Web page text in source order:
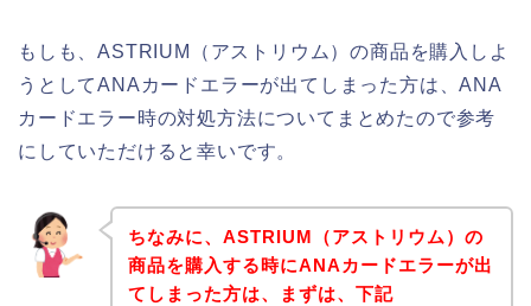
もしも、ASTRIUM（アストリウム）の商品を購入しよ
うとしてANAカードエラーが出てしまった方は、ANA
カードエラー時の対処方法についてまとめたので参考
にしていただけると幸いです。
ちなみに、ASTRIUM（アストリウム）の
商品を購入する時にANAカードエラーが出
てしまった方は、まずは、下記